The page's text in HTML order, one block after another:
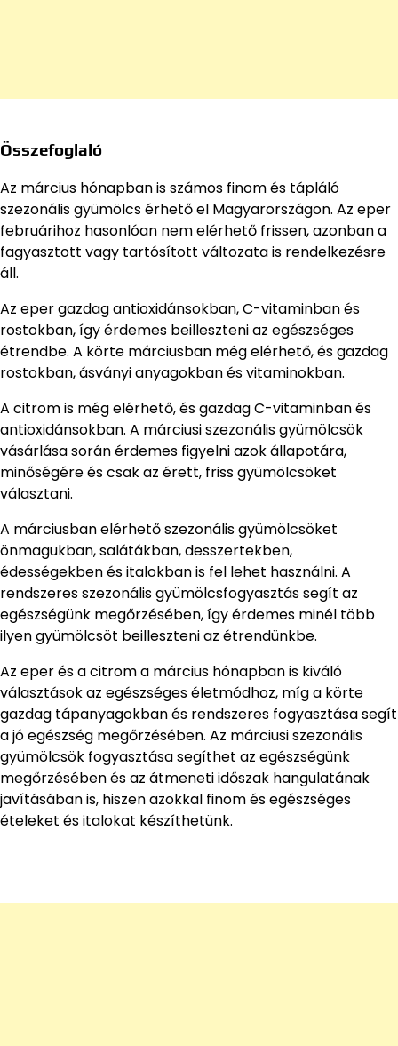
Összefoglaló
Az március hónapban is számos finom és tápláló
szezonális gyümölcs érhető el Magyarországon. Az eper
februárihoz hasonlóan nem elérhető frissen, azonban a
fagyasztott vagy tartósított változata is rendelkezésre
áll.
Az eper gazdag antioxidánsokban, C-vitaminban és
rostokban, így érdemes beilleszteni az egészséges
étrendbe. A körte márciusban még elérhető, és gazdag
rostokban, ásványi anyagokban és vitaminokban.
A citrom is még elérhető, és gazdag C-vitaminban és
antioxidánsokban. A márciusi szezonális gyümölcsök
vásárlása során érdemes figyelni azok állapotára,
minőségére és csak az érett, friss gyümölcsöket
választani.
A márciusban elérhető szezonális gyümölcsöket
önmagukban, salátákban, desszertekben,
édességekben és italokban is fel lehet használni. A
rendszeres szezonális gyümölcsfogyasztás segít az
egészségünk megőrzésében, így érdemes minél több
ilyen gyümölcsöt beilleszteni az étrendünkbe.
Az eper és a citrom a március hónapban is kiváló
választások az egészséges életmódhoz, míg a körte
gazdag tápanyagokban és rendszeres fogyasztása segít
a jó egészség megőrzésében. Az márciusi szezonális
gyümölcsök fogyasztása segíthet az egészségünk
megőrzésében és az átmeneti időszak hangulatának
javításában is, hiszen azokkal finom és egészséges
ételeket és italokat készíthetünk.